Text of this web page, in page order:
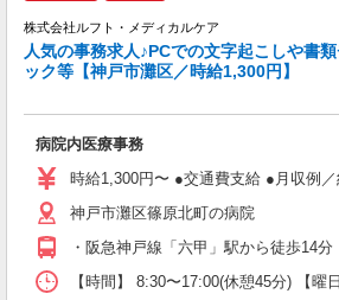
株式会社ルフト・メディカルケア
人気の事務求人♪PCでの文字起こしや書
ック等【神戸市灘区／時給1,300円】
病院内医療事務
時給1,300円〜 ●交通費支給 ●月収例
神戸市灘区篠原北町の病院
・阪急神戸線「六甲」駅から徒歩14
【時間】 8:30〜17:00(休憩45分) 【